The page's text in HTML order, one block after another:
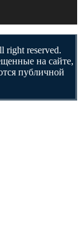
reserved.
на сайте,
публичной